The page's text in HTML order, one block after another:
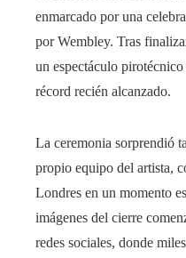
enmarcado por una
por Wembley. Tras
un espectáculo
récord recién alcanzado.
La ceremonia sorprendió
propio equipo del artista,
Londres en un momento
imágenes del cierre
redes sociales, donde